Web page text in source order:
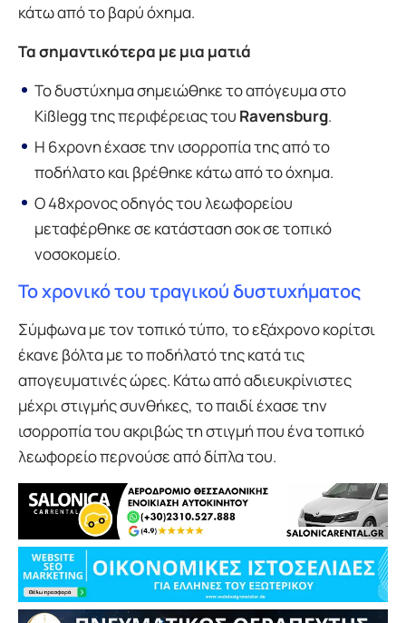
κάτω από το βαρύ όχημα.
Τα σημαντικότερα με μια ματιά
Το δυστύχημα σημειώθηκε το απόγευμα στο
Kißlegg της περιφέρειας του Ravensburg.
Η 6χρονη έχασε την ισορροπία της από το
ποδήλατο και βρέθηκε κάτω από το όχημα.
Ο 48χρονος οδηγός του λεωφορείου
μεταφέρθηκε σε κατάσταση σοκ σε τοπικό
νοσοκομείο.
Το χρονικό του τραγικού δυστυχήματος
Σύμφωνα με τον τοπικό τύπο, το εξάχρονο κορίτσι
έκανε βόλτα με το ποδήλατό της κατά τις
απογευματινές ώρες. Κάτω από αδιευκρίνιστες
μέχρι στιγμής συνθήκες, το παιδί έχασε την
ισορροπία του ακριβώς τη στιγμή που ένα τοπικό
λεωφορείο περνούσε από δίπλα του.